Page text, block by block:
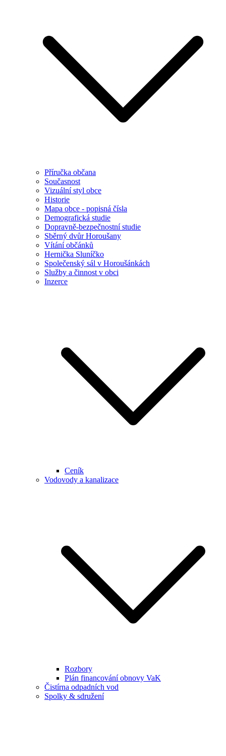
Příručka občana
Současnost
Vizuální styl obce
Historie
Mapa obce - popisná čísla
Demografická studie
Dopravně-bezpečnostní studie
Sběrný dvůr Horoušany
Vítání občánků
Hernička Sluníčko
Společenský sál v Horoušánkách
Služby a činnost v obci
Inzerce
Ceník
Vodovody a kanalizace
Rozbory
Plán financování obnovy VaK
Čistírna odpadních vod
Spolky & sdružení